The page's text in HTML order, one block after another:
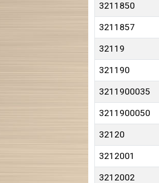
3211850
3211857
32119
321190
3211900035
3211900050
32120
3212001
3212002